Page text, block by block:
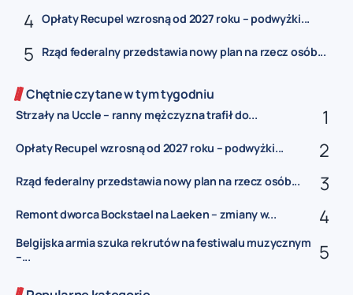
Opłaty Recupel wzrosną od 2027 roku – podwyżki...
Rząd federalny przedstawia nowy plan na rzecz osób...
Chętnie czytane w tym tygodniu
Strzały na Uccle – ranny mężczyzna trafił do...
Opłaty Recupel wzrosną od 2027 roku – podwyżki...
Rząd federalny przedstawia nowy plan na rzecz osób...
Remont dworca Bockstael na Laeken – zmiany w...
Belgijska armia szuka rekrutów na festiwalu muzycznym
–...